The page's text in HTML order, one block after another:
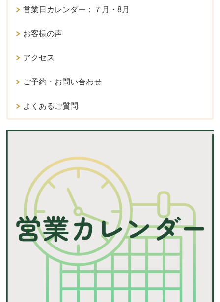
営業日カレンダー：７月・8月
お客様の声
アクセス
ご予約・お問い合わせ
よくあるご質問